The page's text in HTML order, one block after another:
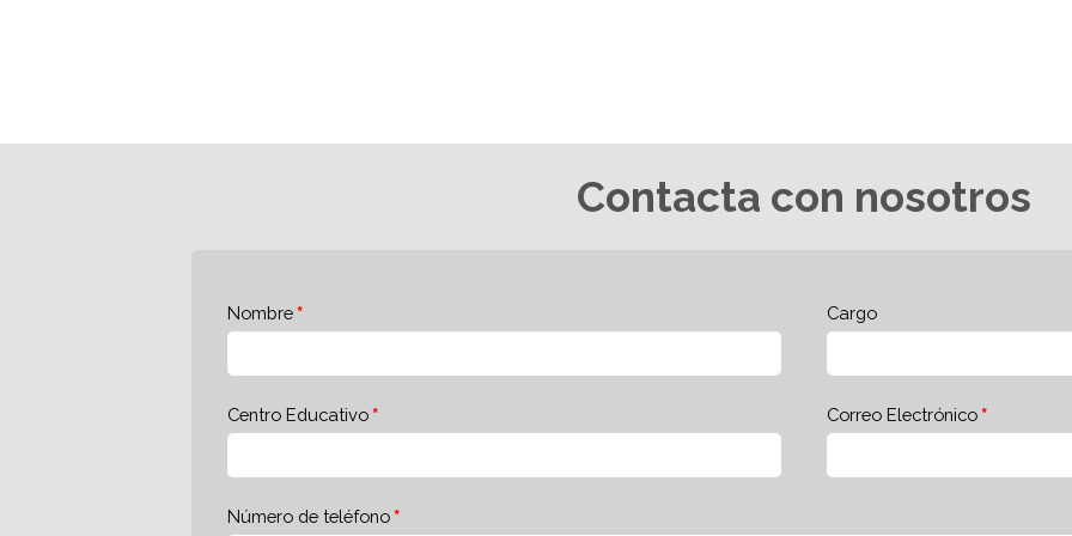
Contacta con nosotros
Nombre Cargo
Centro Educativo Correo Electrónico
Número de teléfono